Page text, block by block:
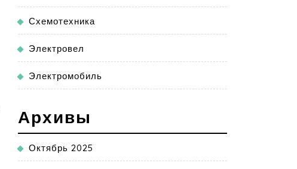
Схемотехника
Электровел
Электромобиль
Архивы
Октябрь 2025